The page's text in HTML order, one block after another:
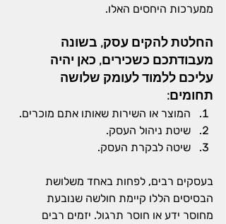
ממערכות היחסים האלו.
החלטת להקים עסק, בשונה
מעבודתכם כשכירים, כאן יהיה
עליכם ללמוד לעומק שלושה
תחומים:
המוצר או השירות שאותו אתם מוכרים.
שיטת ניהול העסק.
שיטה לבקרת העסק.
בעסקים רבים, לפחות באחד משלושת
הבסיסים הללו קיימת חולשה שנובעת
מחוסר ידע או חוסר תרגול. יזמים רבים